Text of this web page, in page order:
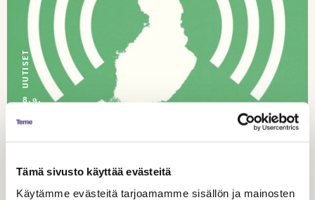
Tämä sivusto käyttää evästeitä
Käytämme evästeitä tarjoamamme sisällön ja mainosten
UUTISET
8.9.
valtionbudjetin luonnoksesta